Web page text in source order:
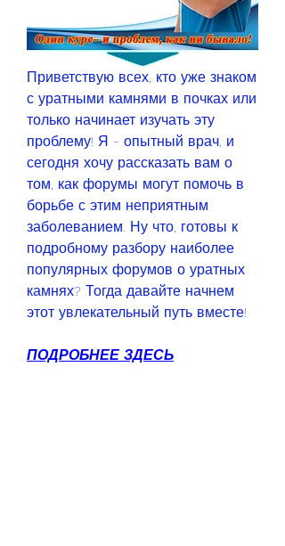
Приветствую всех, кто уже знаком
с уратными камнями в почках или
только начинает изучать эту
проблему! Я - опытный врач, и
сегодня хочу рассказать вам о
том, как форумы могут помочь в
борьбе с этим неприятным
заболеванием. Ну что, готовы к
подробному разбору наиболее
популярных форумов о уратных
камнях? Тогда давайте начнем
этот увлекательный путь вместе!
ПОДРОБНЕЕ ЗДЕСЬ